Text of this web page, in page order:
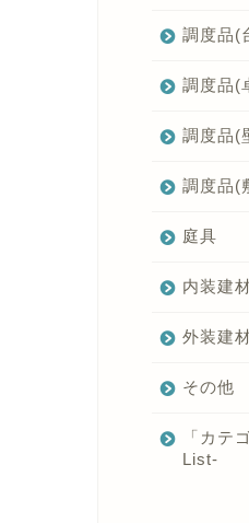
調度品(
調度品(
調度品(
調度品(
庭具
内装建
外装建
その他
「カテ
List-